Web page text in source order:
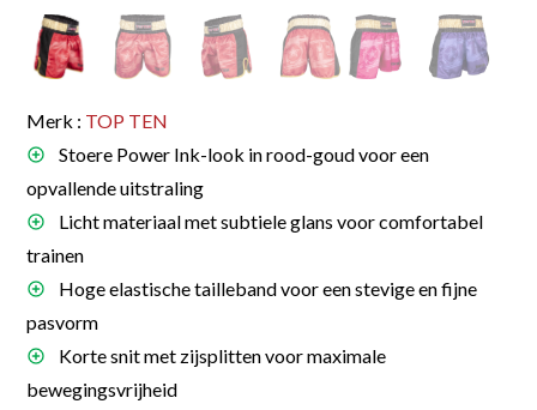
Merk : TOP TEN
Stoere Power Ink-look in rood-goud voor een
opvallende uitstraling
Licht materiaal met subtiele glans voor comfortabel
trainen
Hoge elastische tailleband voor een stevige en fijne
pasvorm
Korte snit met zijsplitten voor maximale
bewegingsvrijheid